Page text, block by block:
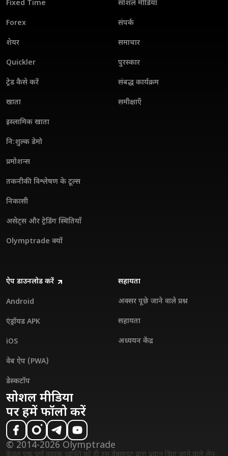
Fixed Time
Forex
शेयर
Quickler
ट्रेड कैसे करें
खाता
इस्लामिक खाता
नि:शुल्क डेमो
प्रमोशन्स
तकनीकी विश्लेषण के टूल्स
निकासी
असेट्स और ट्रेडिंग स्थितियाँ
Olymptrade क्यों
सोशल मीडिया
संपर्क
समाचार
पुरस्कार
संबद्ध कार्यक्रम
समीक्षाएँ
ऐप डाउनलोड करें
Android
एंड्रॉयड APK
iOS
वेब ऐप (PWA)
डेस्कटॉप
सहायता
अक्सर पूछे जाने वाले प्रश्न
सहायता
अध्ययन केंद्र
सोशल मीडिया
पर हमें फॉलो करें
© 2014-2026 Olymptrade